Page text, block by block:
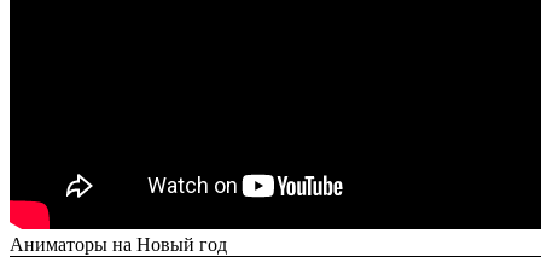
Аниматоры на Новый год